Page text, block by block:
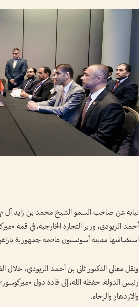
نيابة عن صاحب السمو الشيخ محمد بن زايد آل
أحمد الزيودي، وزير التجارة الخارجية، في قمة
استضافتها مدينة أسونسيون عاصمة جمهورية
ونقل معالي الدكتور ثاني بن أحمد الزيودي،
رئيس الدولة، حفظه الله، إلى قادة دول
والازدهار والرخاء.